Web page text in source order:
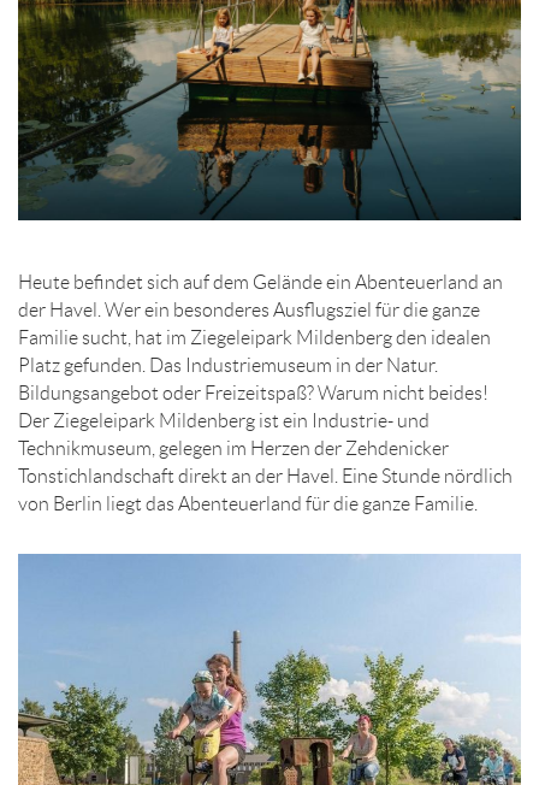
Heute befindet sich auf dem Gelände ein Abenteuerland an
der Havel. Wer ein besonderes Ausflugsziel für die ganze
Familie sucht, hat im Ziegeleipark Mildenberg den idealen
Platz gefunden. Das Industriemuseum in der Natur.
Bildungsangebot oder Freizeitspaß? Warum nicht beides!
Der Ziegeleipark Mildenberg ist ein Industrie- und
Technikmuseum, gelegen im Herzen der Zehdenicker
Tonstichlandschaft direkt an der Havel. Eine Stunde nördlich
von Berlin liegt das Abenteuerland für die ganze Familie.